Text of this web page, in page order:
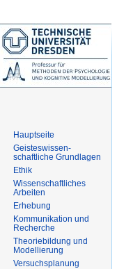
Hauptseite
Geisteswissen-
schaftliche Grundlagen
Ethik
Wissenschaftliches
Arbeiten
Erhebung
Kommunikation und
Recherche
Theoriebildung und
Modellierung
Versuchsplanung